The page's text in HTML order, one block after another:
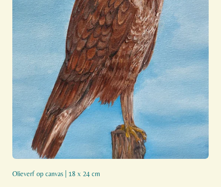
Olieverf op canvas | 18 x 24 cm